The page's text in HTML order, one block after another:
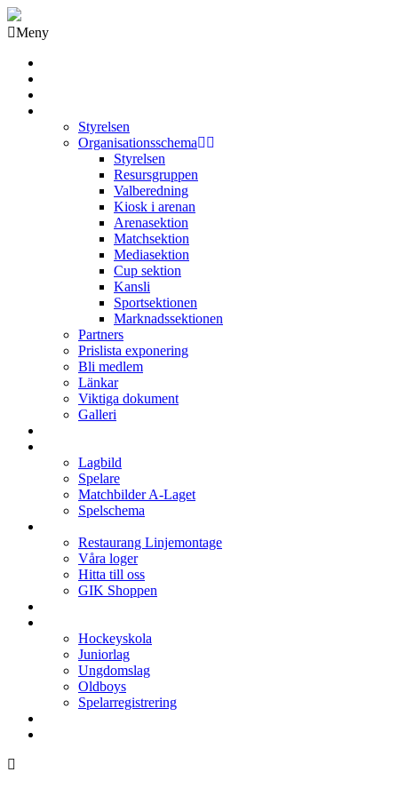
Meny
Styrelsen
Organisationsschema
Styrelsen
Resursgruppen
Valberedning
Kiosk i arenan
Arenasektion
Matchsektion
Mediasektion
Cup sektion
Kansli
Sportsektionen
Marknadssektionen
Partners
Prislista exponering
Bli medlem
Länkar
Viktiga dokument
Galleri
Lagbild
Spelare
Matchbilder A-Laget
Spelschema
Restaurang Linjemontage
Våra loger
Hitta till oss
GIK Shoppen
Hockeyskola
Juniorlag
Ungdomslag
Oldboys
Spelarregistrering